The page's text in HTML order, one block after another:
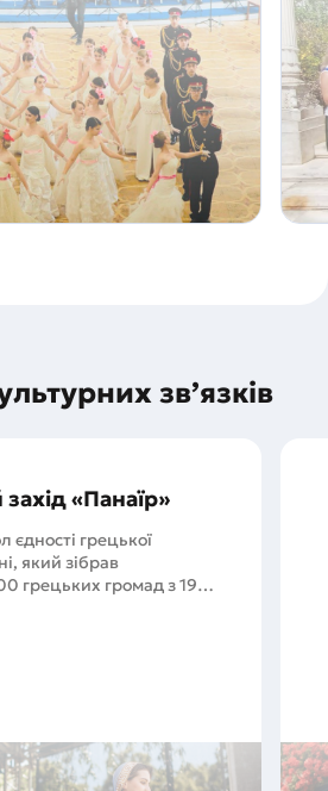
зв’язків
«Панаїр»
єдності грецької
який зібрав
грецьких громад з 19
свої домівки в